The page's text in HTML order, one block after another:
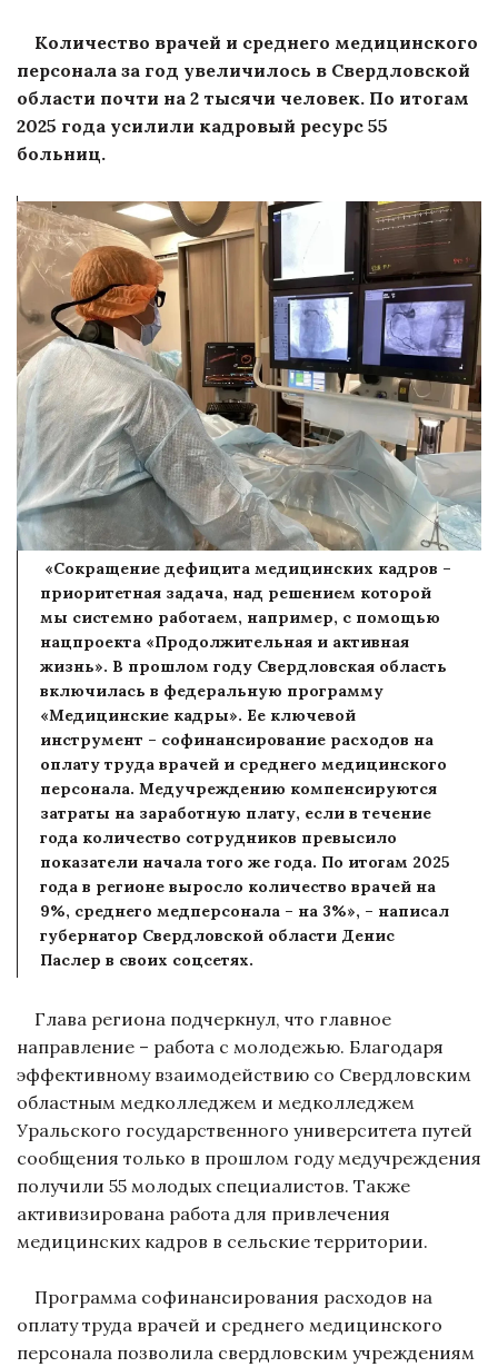
Количество врачей и среднего медицинского
персонала за год увеличилось в Свердловской
области почти на 2 тысячи человек. По итогам
2025 года усилили кадровый ресурс 55
больниц.
«Сокращение дефицита медицинских кадров –
приоритетная задача, над решением которой
мы системно работаем, например, с помощью
нацпроекта «Продолжительная и активная
жизнь». В прошлом году Свердловская область
включилась в федеральную программу
«Медицинские кадры». Ее ключевой
инструмент – софинансирование расходов на
оплату труда врачей и среднего медицинского
персонала. Медучреждению компенсируются
затраты на заработную плату, если в течение
года количество сотрудников превысило
показатели начала того же года. По итогам 2025
года в регионе выросло количество врачей на
9%, среднего медперсонала – на 3%», – написал
губернатор Свердловской области Денис
Паслер в своих соцсетях.
Глава региона подчеркнул, что главное
направление – работа с молодежью. Благодаря
эффективному взаимодействию со Свердловским
областным медколледжем и медколледжем
Уральского государственного университета путей
сообщения только в прошлом году медучреждения
получили 55 молодых специалистов. Также
активизирована работа для привлечения
медицинских кадров в сельские территории.
Программа софинансирования расходов на
оплату труда врачей и среднего медицинского
персонала позволила свердловским учреждениям